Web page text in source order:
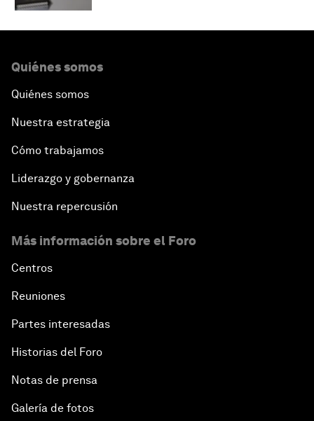
Quiénes somos
Quiénes somos
Nuestra estrategia
Cómo trabajamos
Liderazgo y gobernanza
Nuestra repercusión
Más información sobre el Foro
Centros
Reuniones
Partes interesadas
Historias del Foro
Notas de prensa
Galería de fotos